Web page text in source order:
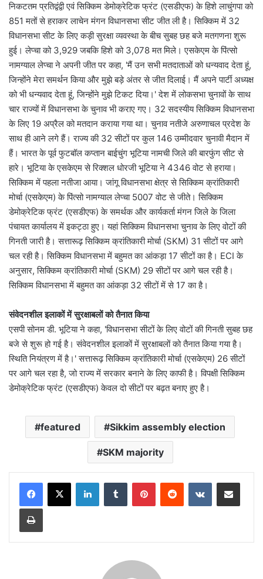
निकटतम प्रतिद्वंद्वी एवं सिक्किम डेमोक्रेटिक फ्रंट (एसडीएफ) के हिशे लाचुंगपा को
851 मतों से हराकर लाचेन मंगन विधानसभा सीट जीत ली है। सिक्किम में 32
विधानसभा सीट के लिए कड़ी सुरक्षा व्यवस्था के बीच सुबह छह बजे मतगणना शुरू
हुई। लेप्चा को 3,929 जबकि हिशे को 3,078 मत मिले। एसकेएम के पिंत्सो
नामग्याल लेप्चा ने अपनी जीत पर कहा, 'मैं उन सभी मतदाताओं को धन्यवाद देता हूं,
जिन्होंने मेरा समर्थन किया और मुझे बड़े अंतर से जीत दिलाई। मैं अपने पार्टी अध्यक्ष
को भी धन्यवाद देता हूं, जिन्होंने मुझे टिकट दिया।' देश में लोकसभा चुनावों के साथ
चार राज्यों में विधानसभा के चुनाव भी कराए गए। 32 सदस्यीय सिक्किम विधानसभा
के लिए 19 अप्रैल को मतदान कराया गया था। चुनाव नतीजे अरुणाचल प्रदेश के
साथ ही आने लगे हैं। राज्य की 32 सीटों पर कुल 146 उम्मीदवार चुनावी मैदान में
हैं। भारत के पूर्व फुटबॉल कप्तान बाईचुंग भूटिया नामची जिले की बारफुंग सीट से
हारे। भूटिया के एसकेएम से रिक्शल धोरजी भूटिया ने 4346 वोट से हराया।
सिक्किम में पहला नतीजा आया। जांगू विधानसभा क्षेत्र से सिक्किम क्रांतिकारी
मोर्चा (एसकेएम) के पिंत्सो नामग्याल लेप्चा 5007 वोट से जीते। सिक्किम
डेमोक्रेटिक फ्रंट (एसडीएफ) के समर्थक और कार्यकर्ता मंगन जिले के जिला
पंचायत कार्यालय में इकट्ठा हुए। यहां सिक्किम विधानसभा चुनाव के लिए वोटों की
गिनती जारी है। सत्तारूढ़ सिक्किम क्रांतिकारी मोर्चा (SKM) 31 सीटों पर आगे
चल रही है। सिक्किम विधानसभा में बहुमत का आंकड़ा 17 सीटों का है। ECI के
अनुसार, सिक्किम क्रांतिकारी मोर्चा (SKM) 29 सीटों पर आगे चल रही है।
सिक्किम विधानसभा में बहुमत का आंकड़ा 32 सीटों में से 17 का है।
संवेदनशील इलाकों में सुरक्षाबलों को तैनात किया
एसपी सोनम डी. भूटिया ने कहा, 'विधानसभा सीटों के लिए वोटों की गिनती सुबह छह
बजे से शुरू हो गई है। संवेदनशील इलाकों में सुरक्षाबलों को तैनात किया गया है।
स्थिति नियंत्रण में है।' सत्तारूढ़ सिक्किम क्रांतिकारी मोर्चा (एसकेएम) 26 सीटों
पर आगे चल रहा है, जो राज्य में सरकार बनाने के लिए काफी है। विपक्षी सिक्किम
डेमोक्रेटिक फ्रंट (एसडीएफ) केवल दो सीटों पर बढ़त बनाए हुए है।
featured Sikkim assembly election
SKM majority
LinkedInTumblr PinterestReddit VKontakteShare via Email
Print